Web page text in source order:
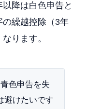
降は白色申告と
繰越控除（3年
ります。
色申告を失
避けたいです